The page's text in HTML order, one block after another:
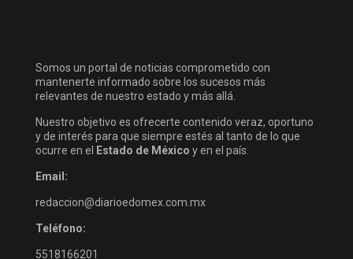
Somos un portal de noticias comprometido con
mantenerte informado sobre los sucesos más
relevantes de nuestro estado y más allá.
Nuestro objetivo es ofrecerte contenido veraz, oportuno
y de interés para que siempre estés al tanto de lo que
ocurre en el
Estado de México y en el país.
Email:
redaccion@diarioedomex.com.mx
Teléfono:
5518166201